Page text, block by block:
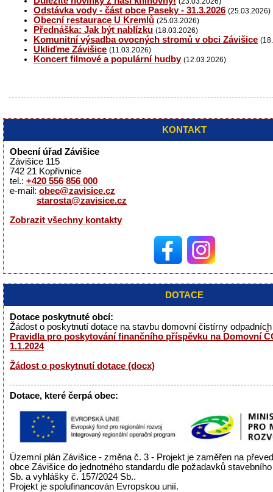
Odstávka vody - část obce Paseky - 31.3.2026 (25.03.2026)
Obecní restaurace U Kremlů (25.03.2026)
Přednáška: Jak být nablízku (18.03.2026)
Komunitní výsadba ovocných stromů v obci Závišice
Ukliďme Závišice (11.03.2026)
Koncert filmové a populární hudby (12.03.2026)
KONTAKT
Obecní úřad Závišice
Závišice 115
742 21 Kopřivnice
tel.: +420 556 856 000
e-mail: obec@zavisice.cz
starosta@zavisice.cz
Zobrazit všechny kontakty
DOTACE
Dotace poskytnuté obcí:
Žádost o poskytnutí dotace na stavbu domovní čistírny
Pravidla pro poskytování finančního příspěvku na Domovní
1.1.2024
Žádost o poskytnutí dotace (docx)
Dotace, které čerpá obec:
Územní plán Závišice - změna č. 3 - Projekt je zaměřen na
obce Závišice do jednotného standardu dle požadavků
Sb. a vyhlášky č. 157/2024 Sb..
Projekt je spolufinancován Evropskou unií.